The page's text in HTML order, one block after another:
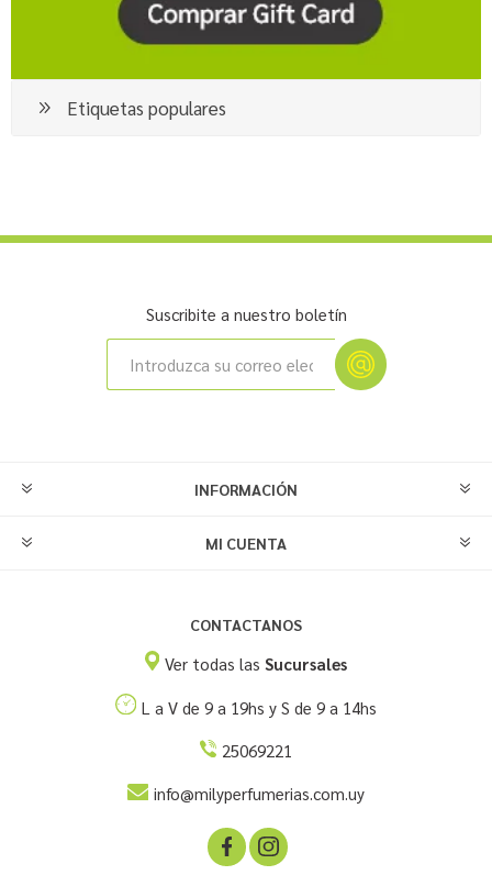
Etiquetas populares
Suscribite a nuestro boletín
INFORMACIÓN
MI CUENTA
CONTACTANOS
Ver todas lasSucursales
L a V de 9 a 19hs y S de 9 a 14hs
25069221
info@milyperfumerias.com.uy